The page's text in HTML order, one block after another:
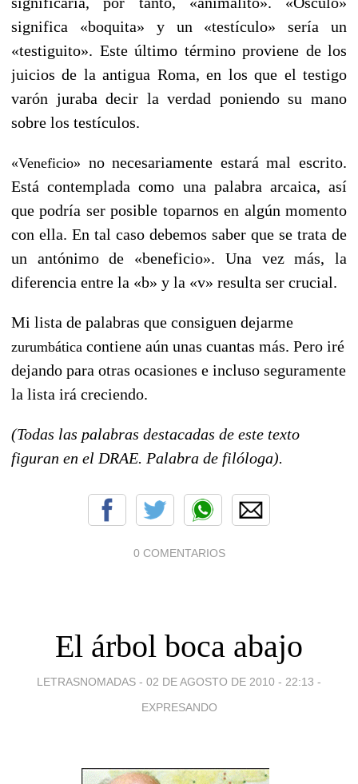
significa «boquita» y un «testículo» sería un
«testiguito». Este último término proviene de los
juicios de la antigua Roma, en los que el testigo
varón juraba decir la verdad poniendo su mano
sobre los testículos.
«Veneficio» no necesariamente estará mal escrito.
Está contemplada como una palabra arcaica, así
que podría ser posible toparnos en algún momento
con ella. En tal caso debemos saber que se trata de
un antónimo de «beneficio». Una vez más, la
diferencia entre la «b» y la «v» resulta ser crucial.
Mi lista de palabras que consiguen dejarme
zurumbática contiene aún unas cuantas más. Pero iré
dejando para otras ocasiones e incluso seguramente
la lista irá creciendo.
(Todas las palabras destacadas de este texto
figuran en el DRAE. Palabra de filóloga).
0 COMENTARIOS
El árbol boca abajo
LETRASNOMADAS - 02 DE AGOSTO DE 2010 - 22:13 -
EXPRESANDO